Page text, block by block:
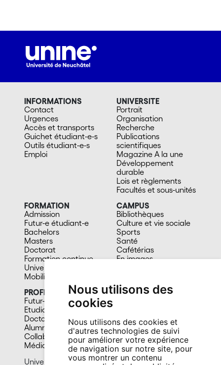
Nous utilisons des
cookies
Nous utilisons des cookies et
d'autres technologies de suivi
pour améliorer votre expérience
de navigation sur notre site, pour
vous montrer un contenu
INFORMATIONS
Contact
Urgences
Accès et transports
Guichet étudiant-e-s
Outils étudiant-e-s
Emploi
UNIVERSITE
Portrait
Organisation
Recherche
Publications
scientifiques
Magazine A la une
Développement
durable
Lois et règlements
Facultés et sous-unités
FORMATION
Admission
Futur-e étudiant-e
Bachelors
Masters
Doctorat
Formation continue
Université du 3e âge
Mobilité
CAMPUS
Bibliothèques
Culture et vie sociale
Sports
Santé
Cafétérias
En images
PROFIL
Futur-e étudiant-e
Etudiant-e
Doctorant-e
Alumni
Collaborateur-trice
Média
Université de Neuchâtel